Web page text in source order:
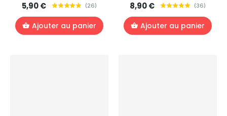
5,90 € (26)
Ajouter au panier
8,90 € (36)
Ajouter au panier